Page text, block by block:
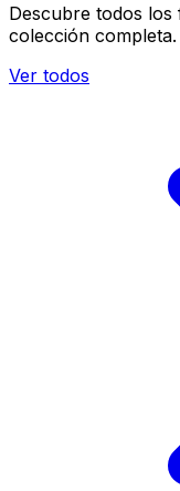
Descubre todos los
colección completa.
Ver todos